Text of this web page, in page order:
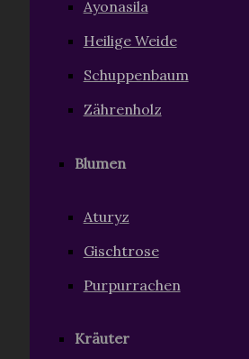
Ayonasila
Heilige Weide
Schuppenbaum
Zährenholz
Blumen
Aturyz
Gischtrose
Purpurrachen
Kräuter